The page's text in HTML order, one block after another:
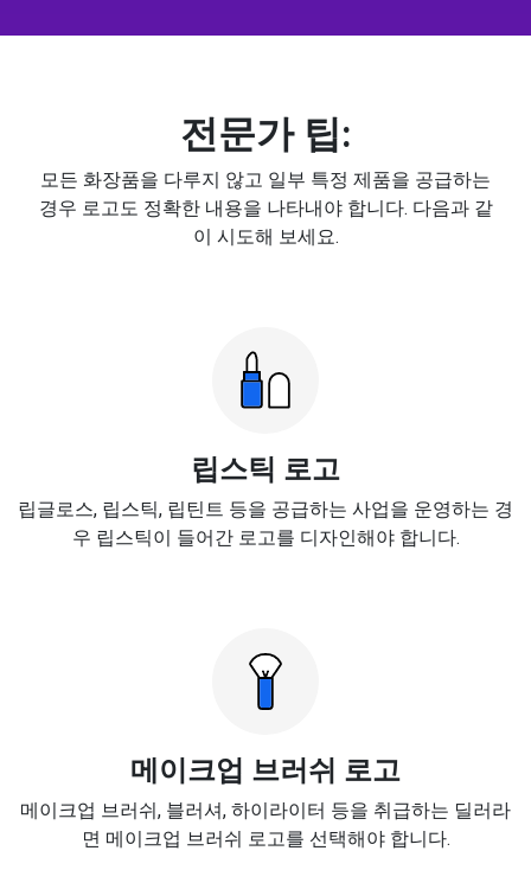
전문가 팁:
모든 화장품을 다루지 않고 일부 특정 제품을 공급하는
경우 로고도 정확한 내용을 나타내야 합니다. 다음과 같
이 시도해 보세요.
립스틱 로고
립글로스, 립스틱, 립틴트 등을 공급하는 사업을 운영하는 경
우 립스틱이 들어간 로고를 디자인해야 합니다.
메이크업 브러쉬 로고
메이크업 브러쉬, 블러셔, 하이라이터 등을 취급하는 딜러라
면 메이크업 브러쉬 로고를 선택해야 합니다.